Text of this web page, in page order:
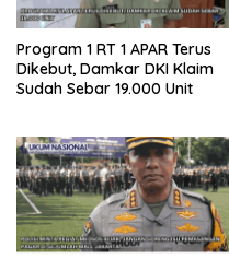
Program 1 RT 1 APAR Terus
Dikebut, Damkar DKI Klaim
Sudah Sebar 19.000 Unit